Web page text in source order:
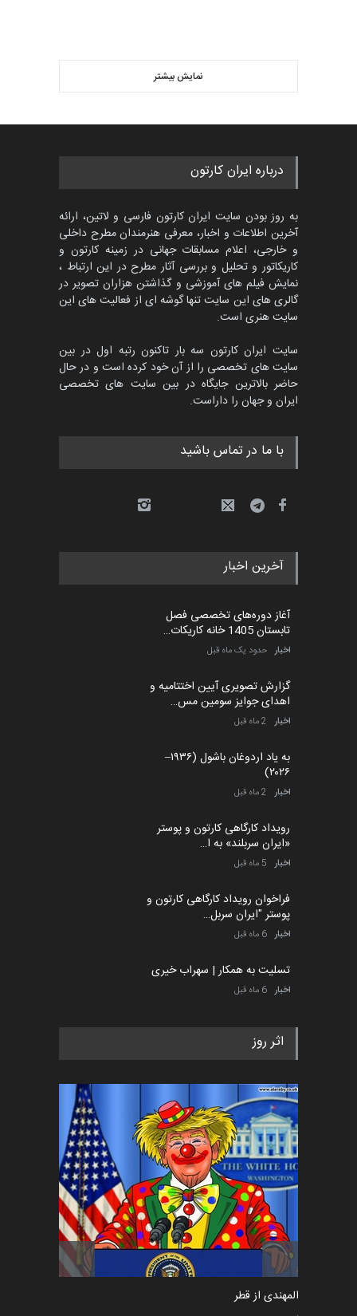
نمایش بیشتر
درباره ایران کارتون
به روز بودن سایت ایران کارتون فارسی و لاتین، ارائه
آخرین اطلاعات و اخبار، معرفی هنرمندان مطرح داخلی
و خارجی، اعلام مسابقات جهانی در زمینه کارتون و
کاریکاتور و تحلیل و بررسی آثار مطرح در این ارتباط ،
نمایش فیلم های آموزشی و گذاشتن هزاران تصویر در
گالری های این سایت تنها گوشه ای از فعالیت های این
سایت هنری است.
سایت ایران کارتون سه بار تاکنون رتبه اول در بین
سایت های تخصصی را از آن خود کرده است و در حال
حاضر بالاترین جایگاه در بین سایت های تخصصی
ایران و جهان را داراست.
با ما در تماس باشید
آخرین اخبار
آغاز دوره‌های تخصصی فصل
تابستان 1405 خانه کاریکات…
اخبار حدود یک ماه قبل
گزارش تصویری آیین اختتامیه و
اهدای جوایز سومین مس…
اخبار 2 ماه قبل
به یاد اردوغان باشول (۱۹۳۶–
۲۰۲۶)
اخبار 2 ماه قبل
رویداد کارگاهی کارتون و پوستر
«ایران سربلند» به ا…
اخبار 5 ماه قبل
فراخوان رویداد کارگاهی کارتون و
پوستر "ایران سربل…
اخبار 6 ماه قبل
تسلیت به همکار | سهراب خیری
اخبار 6 ماه قبل
اثر روز
سعد المهندی از قطر